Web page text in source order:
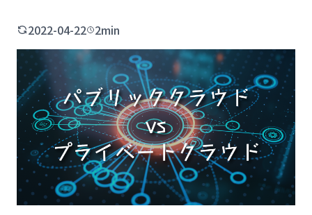
ビッグデータ
MNO
MVNO
スマート漁業
PR
5G
クラウド
2022-04-22 2min